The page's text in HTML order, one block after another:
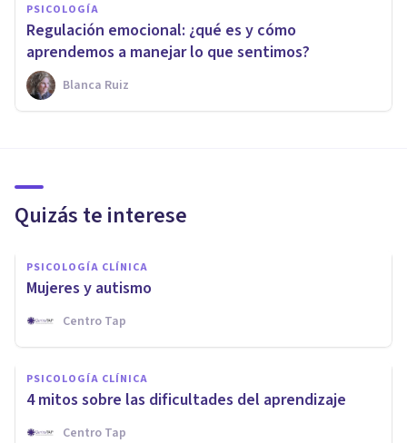
PSICOLOGÍA
Regulación emocional: ¿qué es y cómo
aprendemos a manejar lo que sentimos?
Blanca Ruiz
Quizás te interese
PSICOLOGÍA CLÍNICA
Mujeres y autismo
Centro Tap
PSICOLOGÍA CLÍNICA
4 mitos sobre las dificultades del aprendizaje
Centro Tap